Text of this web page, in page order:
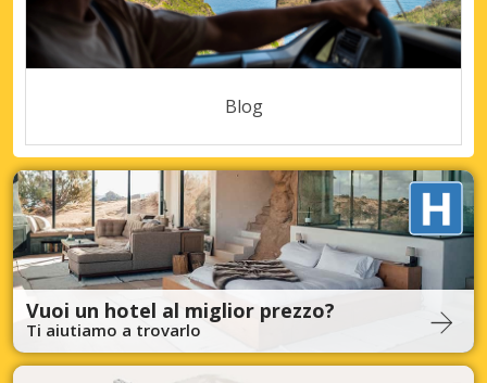
Blog
Vuoi un hotel al miglior prezzo?
Ti aiutiamo a trovarlo